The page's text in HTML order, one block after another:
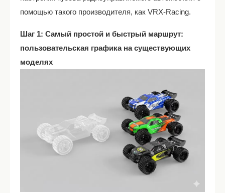
помощью такого производителя, как VRX-Racing.
Шаг 1: Самый простой и быстрый маршрут:
пользовательская графика на существующих
моделях